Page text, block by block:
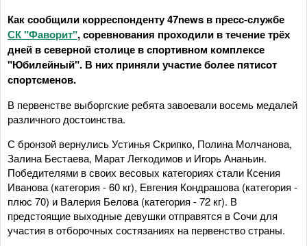
Как сообщили корреспонденту 47news в пресс-службе
СК "Фаворит", соревнования проходили в течение трёх
дней в северной столице в спортивном комплексе
"Юбилейный". В них приняли участие более пятисот
спортсменов.
В первенстве выборгские ребята завоевали восемь медалей
различного достоинства.
С бронзой вернулись Устинья Скрипко, Полина Молчанова,
Залина Бестаева, Марат Легкодимов и Игорь Ананьин.
Победителями в своих весовых категориях стали Ксения
Иванова (категория - 60 кг), Евгения Кондрашова (категория -
плюс 70) и Валерия Белова (категория - 72 кг). В
предстоящие выходные девушки отправятся в Сочи для
участия в отборочных состязаниях на первенство страны.